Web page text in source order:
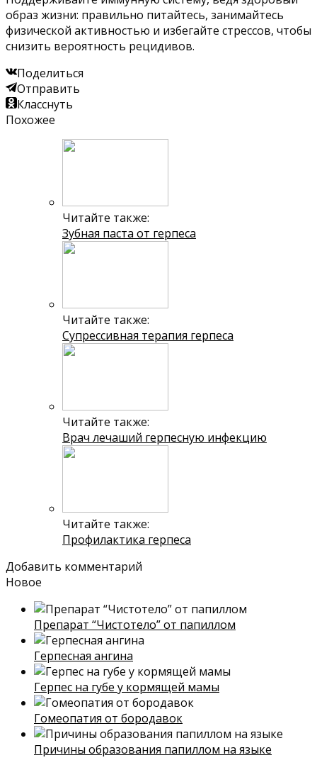
образ жизни: правильно питайтесь, занимайтесь
физической активностью и избегайте стрессов, чтобы
снизить вероятность рецидивов.
Поделиться
Отправить
Класснуть
Похожее
Читайте также:
Зубная паста от герпеса
Читайте также:
Супрессивная терапия герпеса
Читайте также:
Врач лечаший герпесную инфекцию
Читайте также:
Профилактика герпеса
Добавить комментарий
Новое
Препарат “Чистотело” от папиллом
Герпесная ангина
Герпес на губе у кормящей мамы
Гомеопатия от бородавок
Причины образования папиллом на языке